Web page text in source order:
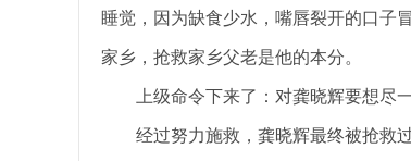
睡觉，因为缺食少水，嘴唇裂开的口子
家乡，抢救家乡父老是他的本分。
上级命令下来了：对龚晓辉要想尽
经过努力施救，龚晓辉最终被抢救